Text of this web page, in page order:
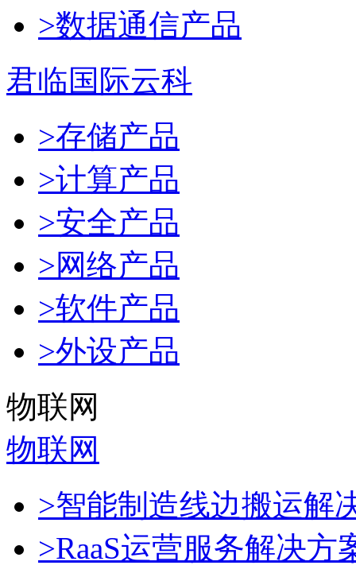
>数据通信产品
君临国际云科
>存储产品
>计算产品
>安全产品
>网络产品
>软件产品
>外设产品
物联网
物联网
>智能制造线边搬运解
>RaaS运营服务解决方